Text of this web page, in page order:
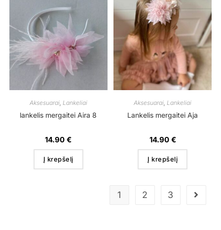
Aksesuarai, Lankeliai
lankelis mergaitei Aira 8
14.90€
Į krepšelį
Aksesuarai Lankeliai
Lankelis mergaitei Aja
14.90 €
Į krepšelį
1 2 3